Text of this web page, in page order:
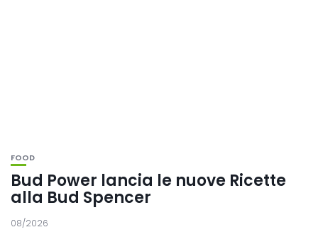
FOOD
Bud Power lancia le nuove Ricette
alla Bud Spencer
08/2026